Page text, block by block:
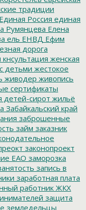
традиции
Единая Россия единая
Румянцева Елена
ель ЕНВД Ефим
дорога
кнсультация женская
детьми жестокое
живодер живопись
сертификаты
детей-сирот жильё
Забайкальский край
заброшенные
займ заказник
законопроект
ЕАО заморозка
запись в
заработная плата
работник ЖКХ
защита
земледельцы